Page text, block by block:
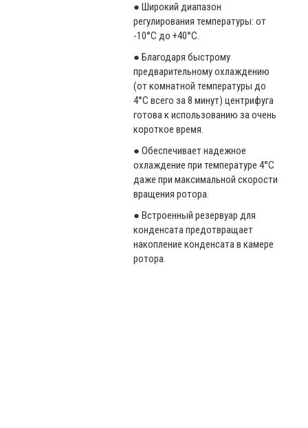
● Широкий диапазон
регулирования температуры: от
-10°C до +40°C.
● Благодаря быстрому
предварительному охлаждению
(от комнатной температуры до
4°C всего за 8 минут) центрифуга
готова к использованию за очень
короткое время.
● Обеспечивает надежное
охлаждение при температуре 4°C
даже при максимальной скорости
вращения ротора.
● Встроенный резервуар для
конденсата предотвращает
накопление конденсата в камере
ротора.